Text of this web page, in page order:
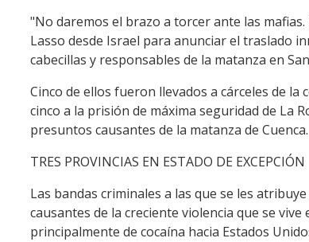
"No daremos el brazo a torcer ante las
Lasso desde Israel para anunciar el traslado
cabecillas y responsables de la matanza en
Cinco de ellos fueron llevados a cárceles de
cinco a la prisión de máxima seguridad de La
presuntos causantes de la matanza de Cuenca.
TRES PROVINCIAS EN ESTADO DE EXCEPCIÓN
Las bandas criminales a las que se les
causantes de la creciente violencia que se
principalmente de cocaína hacia Estados